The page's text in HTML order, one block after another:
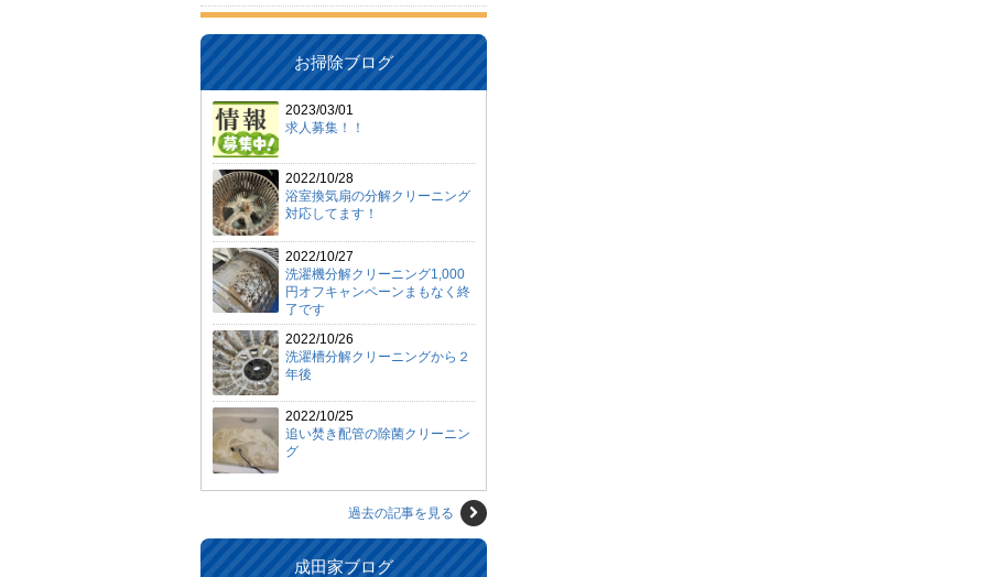
お掃除ブログ
2023/03/01
求人募集！！
2022/10/28
浴室換気扇の分解クリーニング
対応してます！
2022/10/27
洗濯機分解クリーニング1,000
円オフキャンペーンまもなく終
了です
2022/10/26
洗濯槽分解クリーニングから２
年後
2022/10/25
追い焚き配管の除菌クリーニン
グ
過去の記事を見る
成田家ブログ